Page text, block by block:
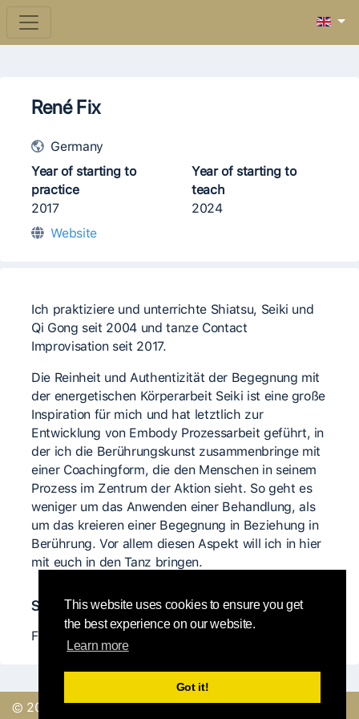
This website uses cookies to ensure you get
the best experience on our website.
Learn more
Got it!
René Fix
Germany
Year of starting to
practice
2017
Year of starting to
teach
2024
Website
Ich praktiziere und unterrichte Shiatsu, Seiki und
Qi Gong seit 2004 und tanze Contact
Improvisation seit 2017.
Die Reinheit und Authentizität der Begegnung mit
der energetischen Körperarbeit Seiki ist eine große
Inspiration für mich und hat letztlich zur
Entwicklung von Embody Prozessarbeit geführt, in
der ich die Berührungskunst zusammenbringe mit
einer Coachingform, die den Menschen in seinem
Prozess im Zentrum der Aktion sieht. So geht es
weniger um das Anwenden einer Behandlung, als
um das kreieren einer Begegnung in Beziehung in
Berührung. Vor allem diesen Aspekt will ich in hier
mit euch in den Tanz bringen.
Significant teachers
Frederic Holzwarth
© 2019, made with
by
Send a feedback or